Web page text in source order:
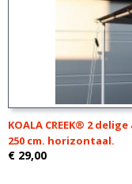
KOALA CREEK® 2
250 cm. horizontaal.
€ 29,00